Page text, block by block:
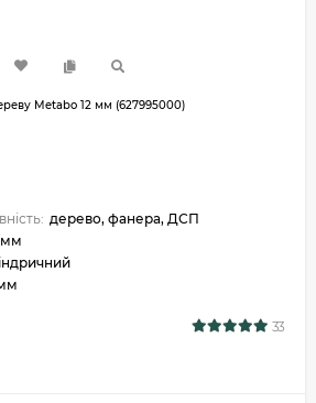
Metabo 12 мм (627995000)
дерево, фанера, ДСП
мм
33